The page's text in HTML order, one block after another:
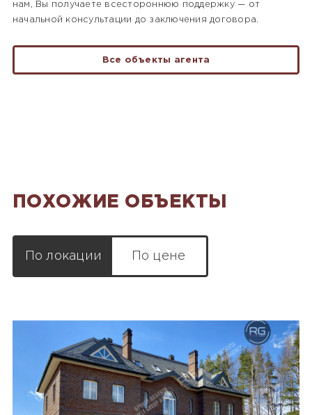
нам, Вы получаете всестороннюю поддержку — от
начальной консультации до заключения договора.
Все объекты агента
ПОХОЖИЕ ОБЪЕКТЫ
По локации По цене